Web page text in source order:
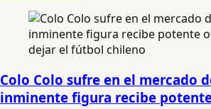
Colo Colo sufre en el mercado
inminente figura recibe